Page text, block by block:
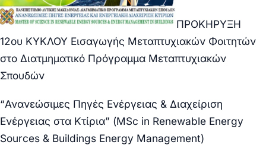
ΠΡΟΚΗΡΥΞΗ
12ου ΚΥΚΛΟΥ Εισαγωγής Μεταπτυχιακών Φοιτητών
στο Διατμηματικό Πρόγραμμα Μεταπτυχιακών
Σπουδών
“Ανανεώσιμες Πηγές Ενέργειας & Διαχείριση
Ενέργειας στα Κτίρια” (MSc in Renewable Energy
Sources & Buildings Energy Management)